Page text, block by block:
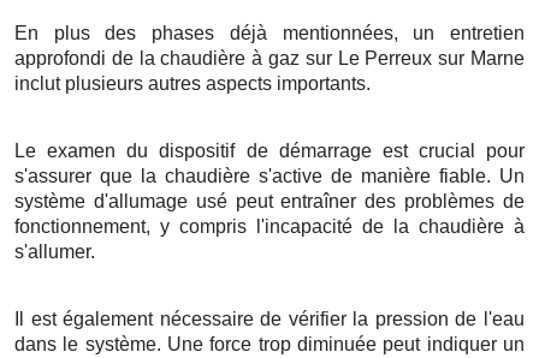
En plus des phases déjà mentionnées, un entretien
approfondi de la chaudière à gaz sur Le Perreux sur Marne
inclut plusieurs autres aspects importants.
Le examen du dispositif de démarrage est crucial pour
s'assurer que la chaudière s'active de manière fiable. Un
système d'allumage usé peut entraîner des problèmes de
fonctionnement, y compris l'incapacité de la chaudière à
s'allumer.
Il est également nécessaire de vérifier la pression de l'eau
dans le système. Une force trop diminuée peut indiquer un